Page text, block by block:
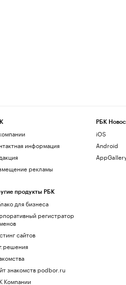
информация
рекламы
продукты РБК
для бизнеса
регистратор
сайтов
знакомств podbor.ru
Компании
РБК
iOS
Android